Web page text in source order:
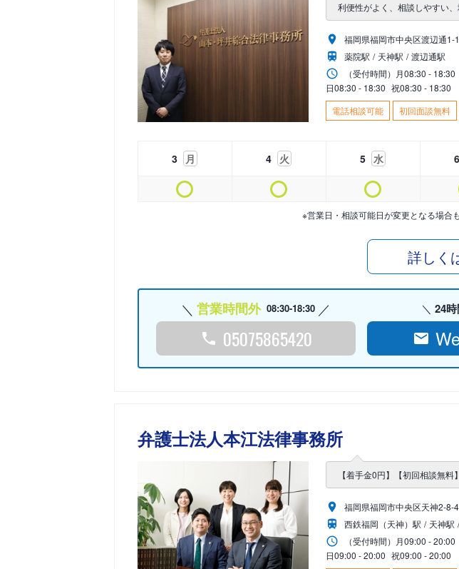
利便性がよく、相談しやすい
福岡県福岡市中央区渡辺通1-
薬院駅
天神駅
渡辺通駅
（受付時間） 月08:30 - 18:30
日08:30 - 18:30 祝08:30 - 18:30
電話相談可能
初回面談無料
3 月 4 火 5 水 6
※営業日・相談可能日が変更となる場合
詳しく
営業時間外 08:30-18:30
05075865420
24
弁護士法人本江法律事務所
【着手金0円】【初回相談無
福岡県福岡市中央区天神2-8-
西鉄福岡（天神）駅
天神駅
（受付時間） 月09:00 - 20:00
日09:00 - 20:00 祝09:00 - 20:00